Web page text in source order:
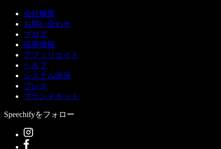
会社概要
お問い合わせ
ブログ
採用情報
アフィリエイト
ヘルプ
システム状況
プレス
ブランドキット
Speechifyをフォロー